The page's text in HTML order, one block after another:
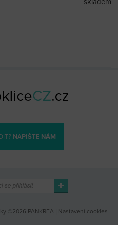
NAPIŠTE NÁM
©2026 PANKREA Nastavení cookies